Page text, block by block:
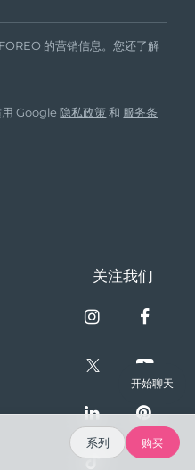
的营销信息。您还了解
用 Google隐私政策 和 服务条
关注我们
开始聊天
系列 购买